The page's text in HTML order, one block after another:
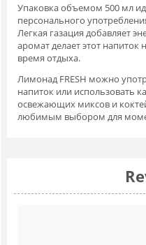
Упаковка объемом 500 мл
персонального
Легкая газация добавляет
аромат делает этот
время отдыха.
Лимонад FRESH можно
напиток или использовать
освежающих миксов и
любимым выбором для